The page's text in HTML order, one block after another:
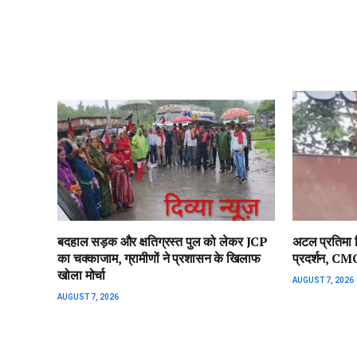
बदहाल सड़क और क्षतिग्रस्त पुल को लेकर JCP
का चक्काजाम, ग्रामीणों ने प्रशासन के खिलाफ
खोला मोर्चा
AUGUST 7, 2026
अटल प्रतिमा
प्रदर्शन,
AUGUST 7, 2026